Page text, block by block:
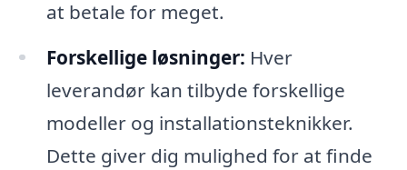
at betale for meget.
Forskellige løsninger: Hver
leverandør kan tilbyde forskellige
modeller og installationsteknikker.
Dette giver dig mulighed for at finde